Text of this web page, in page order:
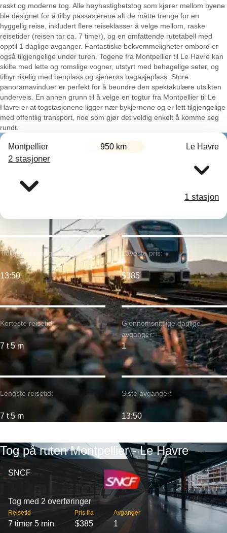
raskt og moderne tog. Alle høyhastighetstog som kjører mellom byene
ble designet for å tilby passasjerene alt de måtte trenge for en
hyggelig reise, inkludert flere reiseklasser å velge mellom, raske
reisetider (reisen tar ca. 7 timer), og en omfattende rutetabell med
opptil 1 daglige avganger. Fantastiske bekvemmeligheter ombord er
også tilgjengelige under turen. Togene fra Montpellier til Le Havre kan
skilte med lette og romslige vogner, utstyrt med behagelige seter, og
tilbyr rikelig med benplass og sjenerøs bagasjeplass. Store
panoramavinduer er perfekt for å beundre den spektakulære utsikten
underveis. En annen grunn til å velge en togtur fra Montpellier til Le
Havre er at togstasjonene ligger nær bykjernene og er lett tilgjengelige
med offentlig transport, noe som gjør det veldig enkelt å komme seg
rundt.
Montpellier 950 km Le Havre
2 stasjoner
1 stasjon
Korteste reisetid:
7 t 5 m
Tidligste avgang:
13:50
Lengste reisetid:
7 t 5 m
Laveste pris:
$385
Gjennomsnittlige daglige
avganger:
1
Siste avganger:
13:50
Tog på ruten Montpellier - Le Havre
SNCF
Tog med 2 overføringer
Reisetid
7 timer 5 min
Pris fra
$385
Avganger
1